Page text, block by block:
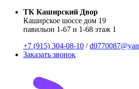
ТК Каширский Двор
Каширское шоссе дом 19
павильон 1-67 и 1-68 этаж 1
+7 (915) 304-08-10 /
Заказать звонок